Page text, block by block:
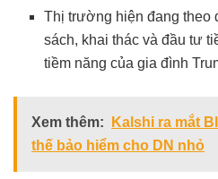
Thị trường hiện đang theo
sách, khai thác và đầu tư
tiềm năng của gia đình
Xem thêm:
Kalshi ra mắt
thế bảo hiểm cho DN nhỏ